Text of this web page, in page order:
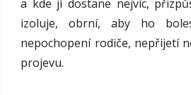
a kde jí dostane nejvíc,
izoluje, obrní, aby ho
nepochopení rodiče, nepřijetí
projevu.